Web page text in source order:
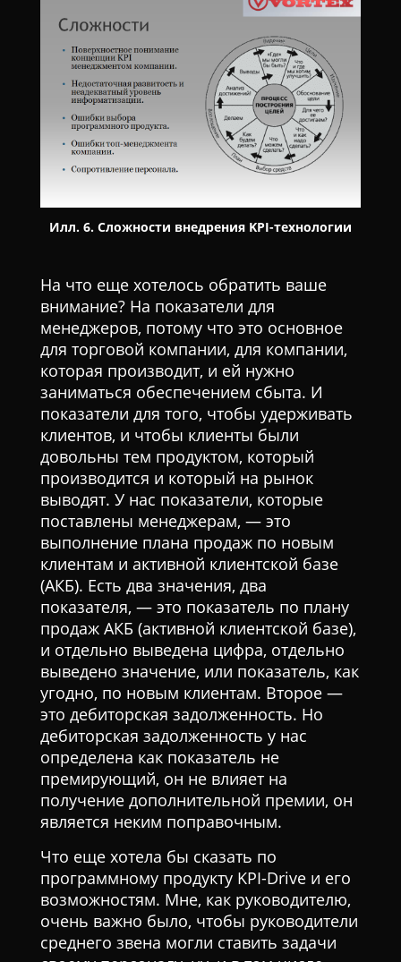
Илл. 6. Сложности внедрения KPI-технологии
На что еще хотелось обратить ваше
внимание? На показатели для
менеджеров, потому что это основное
для торговой компании, для компании,
которая производит, и ей нужно
заниматься обеспечением сбыта. И
показатели для того, чтобы удерживать
клиентов, и чтобы клиенты были
довольны тем продуктом, который
производится и который на рынок
выводят. У нас показатели, которые
поставлены менеджерам, — это
выполнение плана продаж по новым
клиентам и активной клиентской базе
(АКБ). Есть два значения, два
показателя, — это показатель по плану
продаж АКБ (активной клиентской базе),
и отдельно выведена цифра, отдельно
выведено значение, или показатель, как
угодно, по новым клиентам. Второе —
это дебиторская задолженность. Но
дебиторская задолженность у нас
определена как показатель не
премирующий, он не влияет на
получение дополнительной премии, он
является неким поправочным.
Что еще хотела бы сказать по
программному продукту KPI-Drive и его
возможностям. Мне, как руководителю,
очень важно было, чтобы руководители
среднего звена могли ставить задачи